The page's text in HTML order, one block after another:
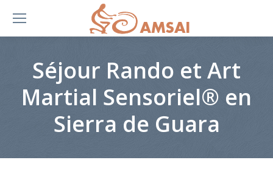
Séjour Rando et Art
Martial Sensoriel® en
Sierra de Guara